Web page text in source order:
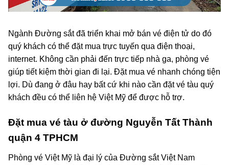
Ngành Đường sắt đã triển khai mở bán vé điện tử do đó
quý khách có thể đặt mua trực tuyến qua điện thoại,
internet. Không cần phải đến trực tiếp nhà ga, phòng vé
giúp tiết kiệm thời gian đi lại. Đặt mua vé nhanh chóng tiện
lợi. Dù đang ở đâu hay bất cứ khi nào cần đặt vé tàu quý
khách đều có thể liên hệ Việt Mỹ để được hỗ trợ.
Đặt mua vé tàu ở đường Nguyễn Tất Thành
quận 4 TPHCM
Phòng vé Việt Mỹ là đại lý của Đường sắt Việt Nam